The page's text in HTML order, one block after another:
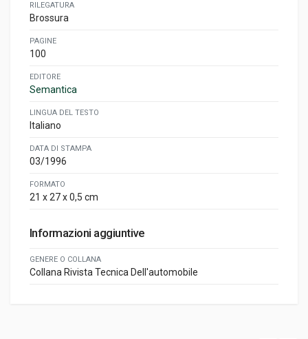
RILEGATURA
Brossura
PAGINE
100
EDITORE
Semantica
LINGUA DEL TESTO
Italiano
DATA DI STAMPA
03/1996
FORMATO
21 x 27 x 0,5 cm
Informazioni aggiuntive
GENERE O COLLANA
Collana Rivista Tecnica Dell'automobile